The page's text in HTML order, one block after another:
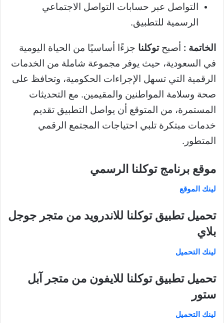
التواصل عبر حسابات التواصل الاجتماعي
الرسمية للتطبيق.
الخاتمة : أصبحتوكلنا جزءًا أساسيًا من الحياة اليومية
في السعودية، حيث يوفر مجموعة شاملة من الخدمات
الرقمية التي تسهل الإجراءات الحكومية، وتحافظ على
صحة وسلامة المواطنين والمقيمين. مع التحديثات
المستمرة، من المتوقع أن يواصل التطبيق تقديم
خدمات مبتكرة تلبي احتياجات المجتمع الرقمي
المتطور.
موقع برنامج توكلنا الرسمي
لينك الموقع
تحميل تطبيق توكلنا للاندرويد من متجر جوجل
بلاي
لينك التحميل
تحميل تطبيق توكلنا للايفون من متجر آبل
ستور
لينك التحميل